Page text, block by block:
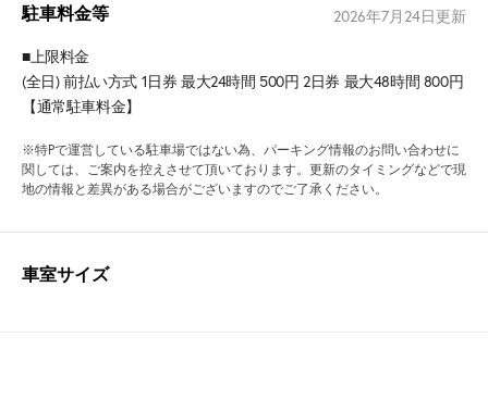
駐車料金等 2026年7月24日更新
■上限料金
(全日) 前払い方式 1日券 最大24時間 500円 2日券 最大48時間 800円
【通常駐車料金】
※特Pで運営している駐車場ではない為、パーキング情報のお問い合わせに
関しては、ご案内を控えさせて頂いております。更新のタイミングなどで現
地の情報と差異がある場合がございますのでご了承ください。
車室サイズ